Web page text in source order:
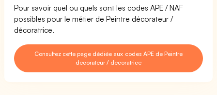
Pour savoir quel ou quels sont les codes APE / NAF
possibles pour le métier de Peintre décorateur /
décoratrice.
Consultez cette page dédiée aux codes APE de Peintre
décorateur / décoratrice